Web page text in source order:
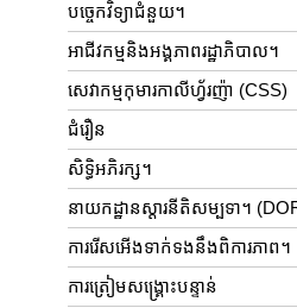
បច្ចេកវិទ្យាជំនួយ។
អាជីវកម្មនិងអង្គភាពរដ្ឋាភិបាល។
សេវាកម្មកុមារកាលីហ្វ័រញ៉ា (CSS)
ជំរឿន
សិទ្ធិអភិរក្ស។
នាយកដ្ឋានស្តារនីតិសម្បទា។
ការរើសអើងទាក់ទងនឹងពិការភាព។
ការត្រៀមសង្គ្រោះបន្ទាន់